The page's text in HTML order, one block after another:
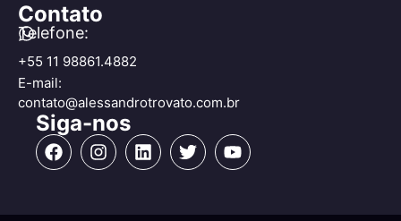
Contato
Telefone:
+55 11 98861.4882
E-mail:
contato@alessandrotrovato.com.br
Siga-nos